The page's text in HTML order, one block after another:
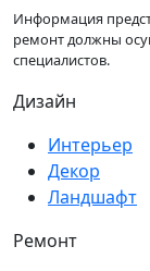
Информация
ремонт должны
специалистов.
Дизайн
Интерьер
Декор
Ландшафт
Ремонт